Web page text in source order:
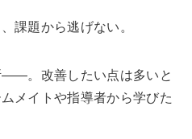
課題から逃げない。
。改善したい点は多いと
メイトや指導者から学びた